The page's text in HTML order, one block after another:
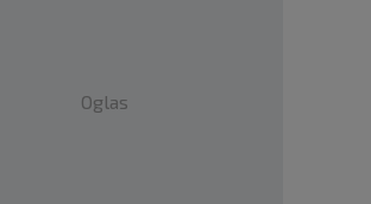
Oglas